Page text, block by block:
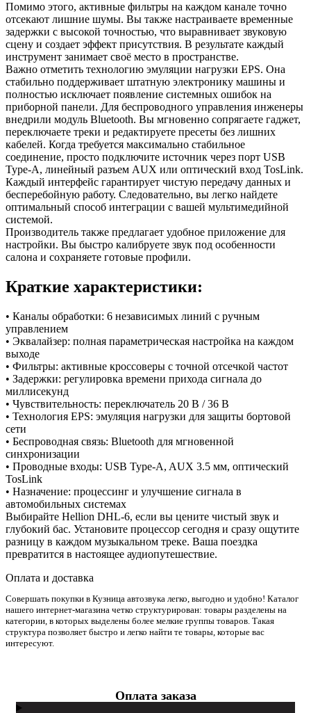
Помимо этого, активные фильтры на каждом канале точно
отсекают лишние шумы. Вы также настраиваете временные
задержки с высокой точностью, что выравнивает звуковую
сцену и создает эффект присутствия. В результате каждый
инструмент занимает своё место в пространстве.
Важно отметить технологию эмуляции нагрузки EPS. Она
стабильно поддерживает штатную электронику машины и
полностью исключает появление системных ошибок на
приборной панели. Для беспроводного управления инженеры
внедрили модуль Bluetooth. Вы мгновенно сопрягаете гаджет,
переключаете треки и редактируете пресеты без лишних
кабелей. Когда требуется максимально стабильное
соединение, просто подключите источник через порт USB
Type-A, линейный разъем AUX или оптический вход TosLink.
Каждый интерфейс гарантирует чистую передачу данных и
бесперебойную работу. Следовательно, вы легко найдете
оптимальный способ интеграции с вашей мультимедийной
системой.
Производитель также предлагает удобное приложение для
настройки. Вы быстро калибруете звук под особенности
салона и сохраняете готовые профили.
Краткие характеристики:
• Каналы обработки: 6 независимых линий с ручным
управлением
• Эквалайзер: полная параметрическая настройка на каждом
выходе
• Фильтры: активные кроссоверы с точной отсечкой частот
• Задержки: регулировка времени прихода сигнала до
миллисекунд
• Чувствительность: переключатель 20 В / 36 В
• Технология EPS: эмуляция нагрузки для защиты бортовой
сети
• Беспроводная связь: Bluetooth для мгновенной
синхронизации
• Проводные входы: USB Type-A, AUX 3.5 мм, оптический
TosLink
• Назначение: процессинг и улучшение сигнала в
автомобильных системах
Выбирайте Hellion DHL-6, если вы цените чистый звук и
глубокий бас. Установите процессор сегодня и сразу ощутите
разницу в каждом музыкальном треке. Ваша поездка
превратится в настоящее аудиопутешествие.
Оплата и доставка
Совершать покупки в Кузница автозвука легко, выгодно и удобно! Каталог
нашего интернет-магазина четко структурирован: товары разделены на
категории, в которых выделены более мелкие группы товаров. Такая
структура позволяет быстро и легко найти те товары, которые вас
интересуют.
Оплата заказа